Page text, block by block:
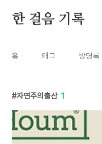
한 걸음 기록
홈 태그 방명록
자연주의출산 1